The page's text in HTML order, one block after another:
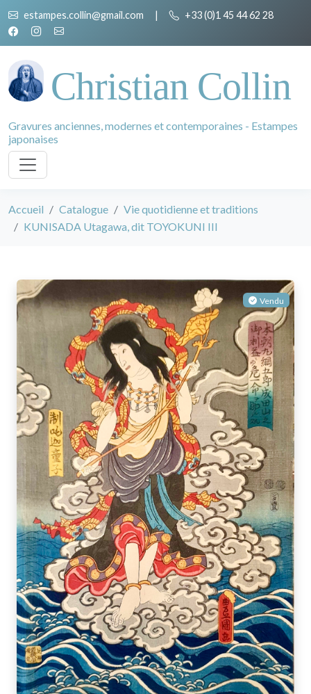
estampes.collin@gmail.com | +33 (0)1 45 44 62 28
Christian Collin
Gravures anciennes, modernes et contemporaines - Estampes
japonaises
Accueil Catalogue
Vie quotidienne et traditions
KUNISADA Utagawa, dit TOYOKUNI III
Vendu